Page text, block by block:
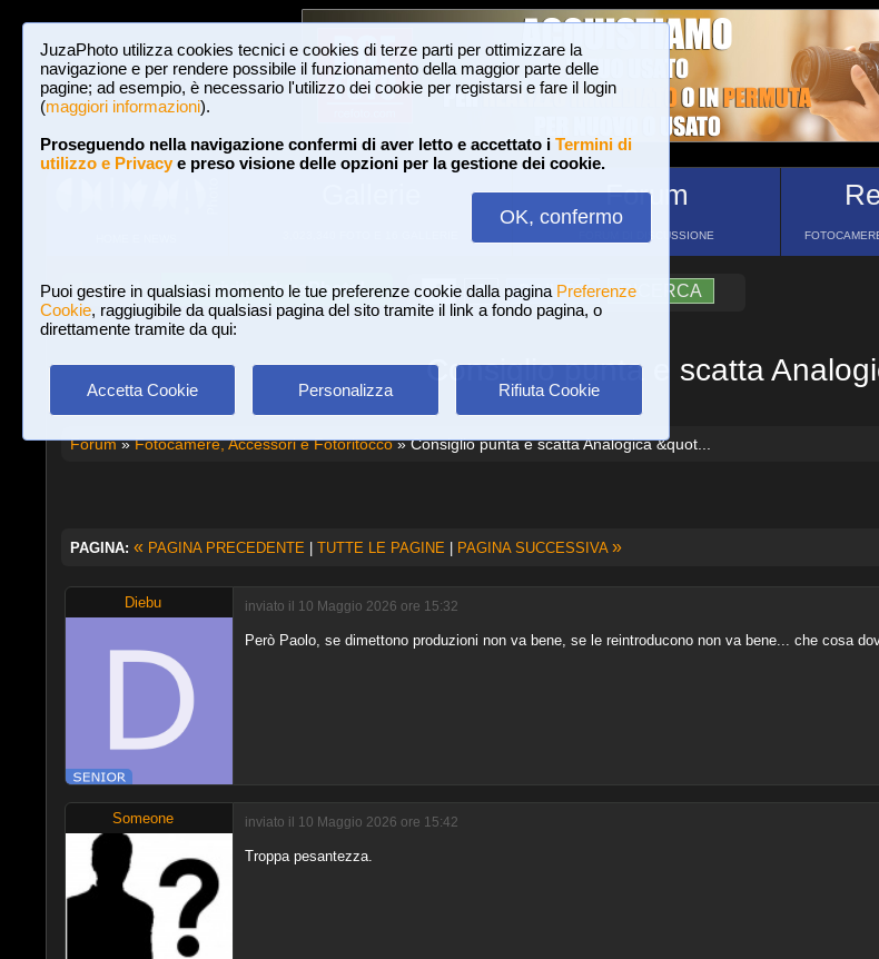
JuzaPhoto utilizza cookies tecnici e cookies di terze parti per ottimizzare la
navigazione e per rendere possibile il funzionamento della maggior parte delle
pagine; ad esempio, è necessario l'utilizzo dei cookie per registarsi e fare il login
(maggiori informazioni).
Proseguendo nella navigazione confermi di aver letto e accettato i Termini di
utilizzo e Privacye preso visione delle opzioni per la gestione dei cookie.
OK, confermo
Puoi gestire in qualsiasi momento le tue preferenze cookie dalla pagina Preferenze
Cookie, raggiugibile da qualsiasi pagina del sito tramite il link a fondo pagina, o
direttamente tramite da qui:
Accetta Cookie Personalizza Rifiuta Cookie
Forum
FORUM DI DISCUSSIONE
Login Iscriviti a JuzaPhoto! A A ?AIUTO RICERCA
Consiglio punta e scatta
Forum»Fotocamere, Accessori e Fotoritocco» Consiglio punta e scatta Analogica &quot...
PAGINA: « PAGINA PRECEDENTE | TUTTE LE PAGINE | PAGINA SUCCESSIVA »
Diebu inviato il 10 Maggio 2026 ore 15:32
Però Paolo, se dimettono produzioni non va bene, se le reintroducono non va bene... che cosa
Someone inviato il 10 Maggio 2026 ore 15:42
Troppa pesantezza.